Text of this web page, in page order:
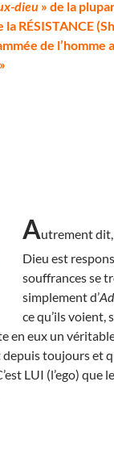
dieu » de la
RÉSISTANCE
de l’homme
»
Autrement
Dieu est
souffrances se
simplement d’
ce qu’ils
en eux un
toujours et
LUI (l’ego) que